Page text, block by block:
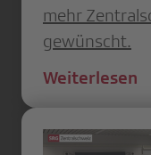
mehr
gewünscht.
Weiterlesen